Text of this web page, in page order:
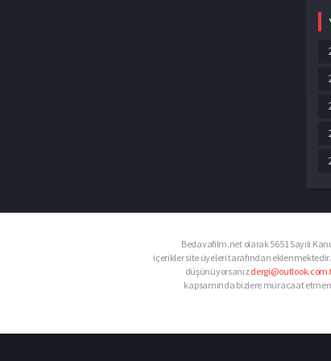
Bedavafilm.net olarak 5651 Sayılı
içerikler site üyeleri tarafından
düşünüyorsanız
kapsamında bizlere müracaat